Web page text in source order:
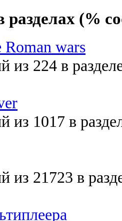
разделах (%
wars
из 224 в
из 1017 в
из 21723 в